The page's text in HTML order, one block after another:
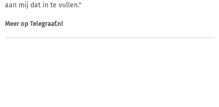
aan mij dat in te vullen."
Meer op Telegraaf.nl